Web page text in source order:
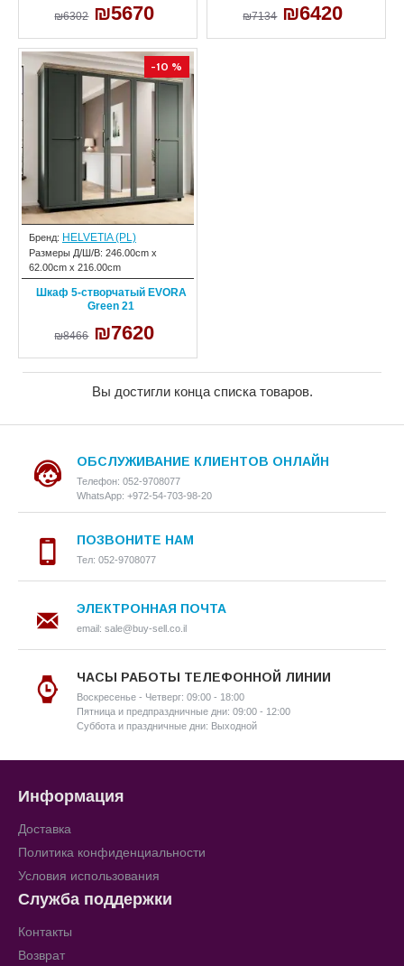
₪6302 ₪5670 ₪7134 ₪6420
-10 %
Бренд: HELVETIA (PL)
Размеры Д/Ш/В: 246.00cm x
62.00cm x 216.00cm
Шкаф 5-створчатый EVORA
Green 21
₪8466 ₪7620
Вы достигли конца списка товаров.
ОБСЛУЖИВАНИЕ КЛИЕНТОВ ОНЛАЙН
Телефон: 052-9708077
WhatsApp: +972-54-703-98-20
ПОЗВОНИТЕ НАМ
Тел: 052-9708077
ЭЛЕКТРОННАЯ ПОЧТА
email: sale@buy-sell.co.il
ЧАСЫ РАБОТЫ ТЕЛЕФОННОЙ ЛИНИИ
Воскресенье - Четверг: 09:00 - 18:00
Пятница и предпраздничные дни: 09:00 - 12:00
Суббота и праздничные дни: Выходной
Информация
Доставка
Политика конфиденциальности
Условия использования
Служба поддержки
Контакты
Возврат